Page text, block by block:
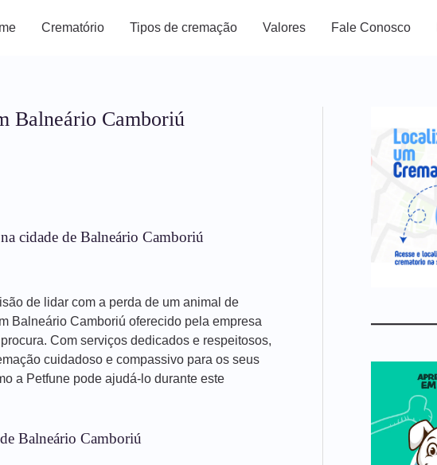
Crematório Tipos de cremação Valores Fale Conosco
Balneário Camboriú
cidade de Balneário Camboriú
de lidar com a perda de um animal de
Balneário Camboriú oferecido pela empresa
Com serviços dedicados e respeitosos,
cuidadoso e compassivo para os seus
a Petfune pode ajudá-lo durante este
Balneário Camboriú